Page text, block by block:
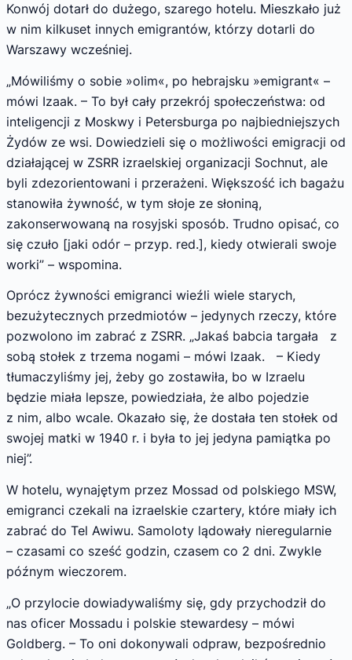
Konwój dotarł do dużego, szarego hotelu. Mieszkało już
w nim kilkuset innych emigrantów, którzy dotarli do
Warszawy wcześniej.
„Mówiliśmy o sobie »olim«, po hebrajsku »emigrant« –
mówi Izaak. – To był cały przekrój społeczeństwa: od
inteligencji z Moskwy i Petersburga po najbiedniejszych
Żydów ze wsi. Dowiedzieli się o możliwości emigracji od
działającej w ZSRR izraelskiej organizacji Sochnut, ale
byli zdezorientowani i przerażeni. Większość ich bagażu
stanowiła żywność, w tym słoje ze słoniną,
zakonserwowaną na rosyjski sposób. Trudno opisać, co
się czuło [jaki odór – przyp. red.], kiedy otwierali swoje
worki” – wspomina.
Oprócz żywności emigranci wieźli wiele starych,
bezużytecznych przedmiotów – jedynych rzeczy, które
pozwolono im zabrać z ZSRR. „Jakaś babcia targała z
sobą stołek z trzema nogami – mówi Izaak. – Kiedy
tłumaczyliśmy jej, żeby go zostawiła, bo w Izraelu
będzie miała lepsze, powiedziała, że albo pojedzie
z nim, albo wcale. Okazało się, że dostała ten stołek od
swojej matki w 1940 r. i była to jej jedyna pamiątka po
niej”.
W hotelu, wynajętym przez Mossad od polskiego MSW,
emigranci czekali na izraelskie czartery, które miały ich
zabrać do Tel Awiwu. Samoloty lądowały nieregularnie
– czasami co sześć godzin, czasem co 2 dni. Zwykle
późnym wieczorem.
„O przylocie dowiadywaliśmy się, gdy przychodził do
nas oficer Mossadu i polskie stewardesy – mówi
Goldberg. – To oni dokonywali odpraw, bezpośrednio